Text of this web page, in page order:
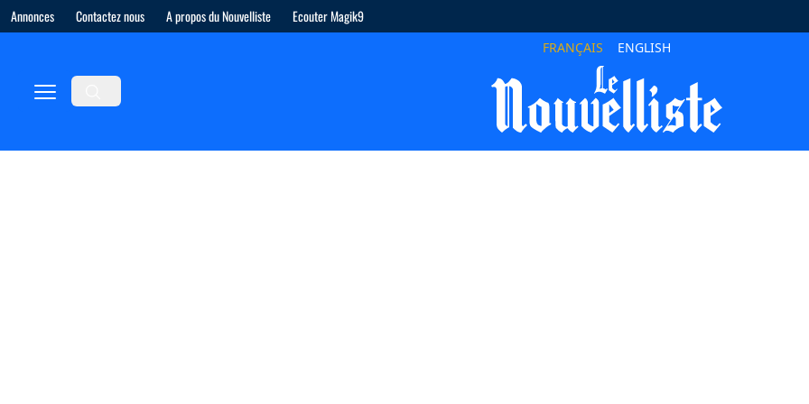
Annonces Contactez nous A propos du Nouvelliste Ecouter Magik9
FRANÇAIS ENGLISH